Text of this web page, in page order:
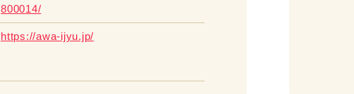
800014/
https://awa-ijyu.jp/